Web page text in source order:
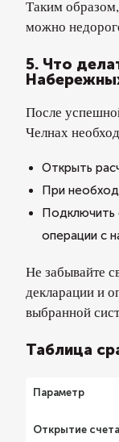
Таким
можно
5. Что
После
Челнах
Открыть
При
Подключить
операции с
Не забывайте
декларации и
выбранной
Таблица
Параметр
Открытие счета